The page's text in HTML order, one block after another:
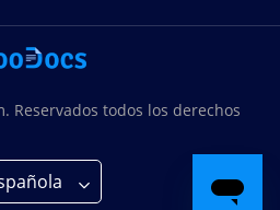
Reservados todos los derechos